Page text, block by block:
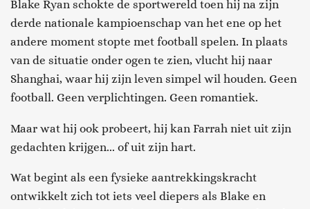
Blake Ryan schokte de sportwereld toen hij na zijn
derde nationale kampioenschap van het ene op het
andere moment stopte met football spelen. In plaats
van de situatie onder ogen te zien, vlucht hij naar
Shanghai, waar hij zijn leven simpel wil houden. Geen
football. Geen verplichtingen. Geen romantiek.
Maar wat hij ook probeert, hij kan Farrah niet uit zijn
gedachten krijgen... of uit zijn hart.
Wat begint als een fysieke aantrekkingskracht
ontwikkelt zich tot iets veel diepers als Blake en